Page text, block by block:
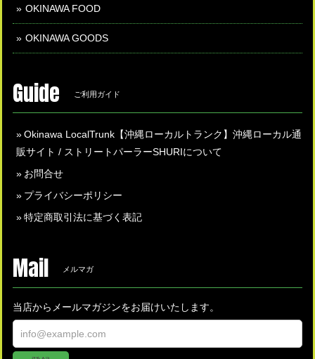
OKINAWA FOOD
OKINAWA GOODS
Guide ご利用ガイド
Okinawa LocalTrunk【沖縄ローカルトランク】沖縄ローカル通
販サイト / ストリートパーラーSHURIについて
お問合せ
プライバシーポリシー
特定商取引法に基づく表記
Mail メルマガ
当店からメールマガジンをお届けいたします。